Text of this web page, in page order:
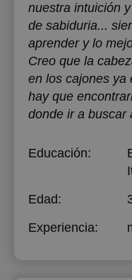
nuestra intuición
de sabiduria...
aprender y lo
Creo que la
en los cajones ya
hay que
donde ir a buscar
Educación:
Edad:
Experiencia: